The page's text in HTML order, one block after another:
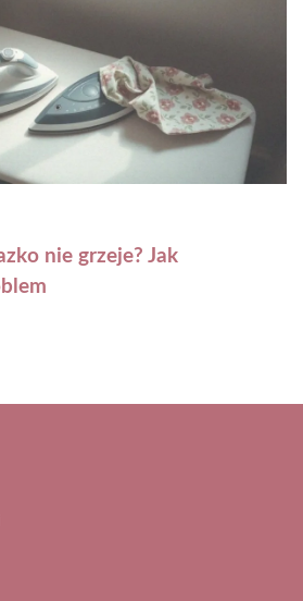
nie grzeje? Jak